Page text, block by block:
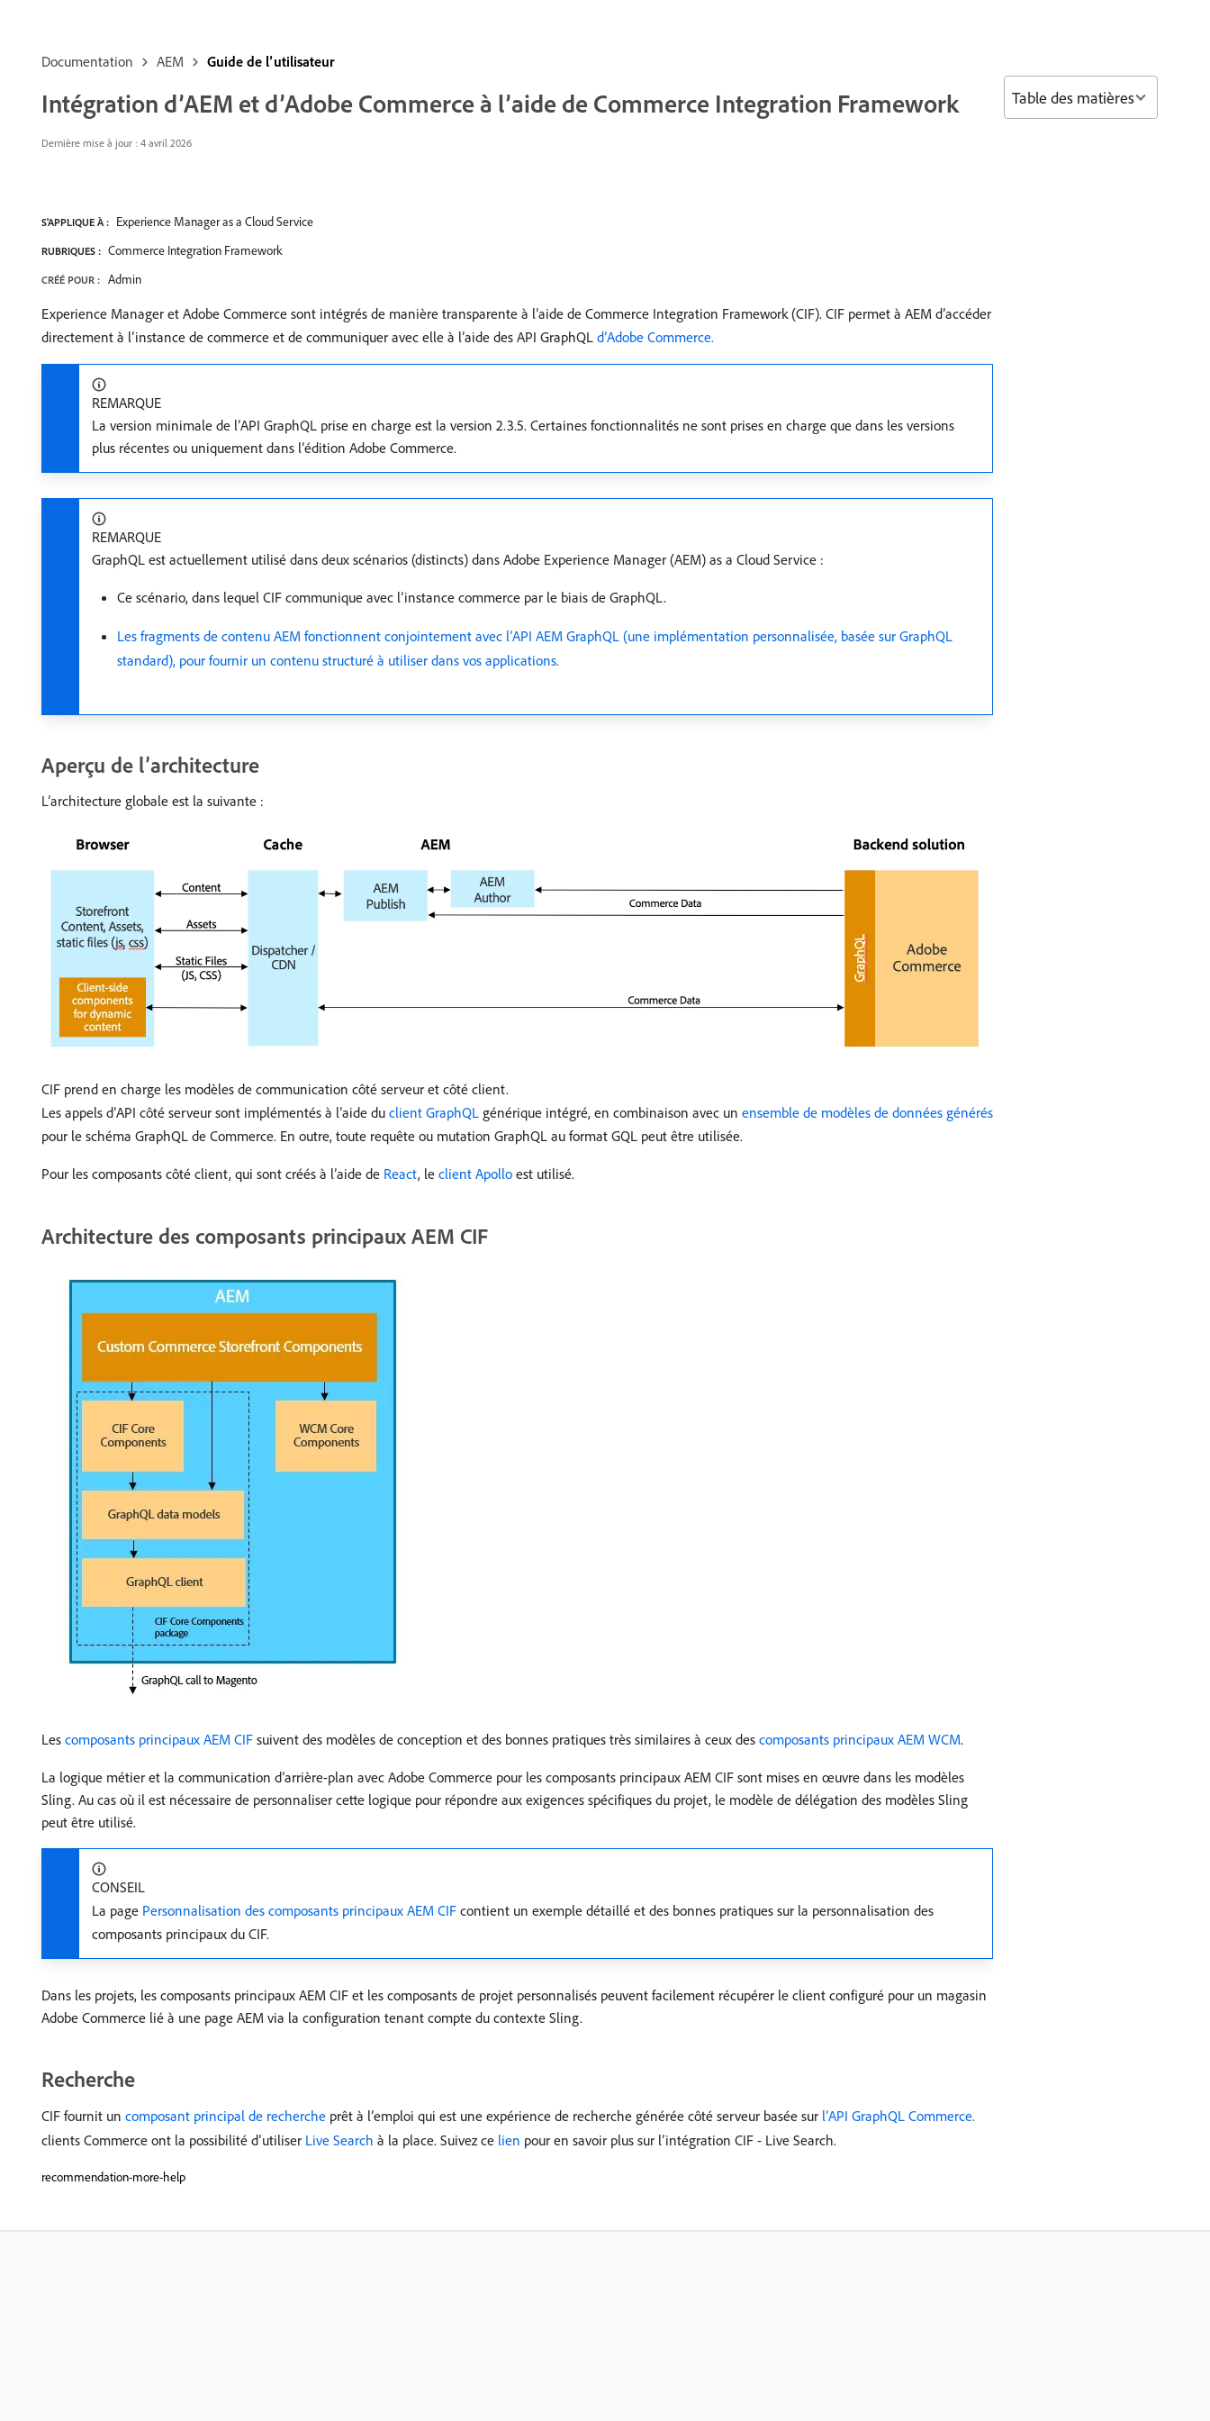
Documentation AEM Guide de l’utilisateur
Intégration d’AEM et d’Adobe Commerce à l’aide de Commerce Integration Framework
Dernière mise à jour : 4 avril 2026
S'APPLIQUE À : Experience Manager as a Cloud Service
RUBRIQUES : Commerce Integration Framework
CRÉÉ POUR : Admin
Experience Manager et Adobe Commerce sont intégrés de manière transparente à l’aide de Commerce Integration Framework (CIF). CIF permet à AEM d’accéder
directement à l’instance de commerce et de communiquer avec elle à l’aide des API GraphQL d’Adobe Commerce.
REMARQUE
La version minimale de l’API GraphQL prise en charge est la version 2.3.5. Certaines fonctionnalités ne sont prises en charge que dans les versions
plus récentes ou uniquement dans l’édition Adobe Commerce.
REMARQUE
GraphQL est actuellement utilisé dans deux scénarios (distincts) dans Adobe Experience Manager (AEM) as a Cloud Service :
Ce scénario, dans lequel CIF communique avec l’instance commerce par le biais de GraphQL.
Les fragments de contenu AEM fonctionnent conjointement avec l’API AEM GraphQL (une implémentation personnalisée, basée sur GraphQL
standard), pour fournir un contenu structuré à utiliser dans vos applications.
Aperçu de l’architecture
L’architecture globale est la suivante :
CIF prend en charge les modèles de communication côté serveur et côté client.
Les appels d’API côté serveur sont implémentés à l’aide du client GraphQL générique intégré, en combinaison avec un ensemble de modèles de données générés
pour le schéma GraphQL de Commerce. En outre, toute requête ou mutation GraphQL au format GQL peut être utilisée.
Pour les composants côté client, qui sont créés à l’aide de React, le client Apollo est utilisé.
Architecture des composants principaux AEM CIF
Les composants principaux AEM CIF suivent des modèles de conception et des bonnes pratiques très similaires à ceux des composants principaux AEM WCM.
La logique métier et la communication d’arrière-plan avec Adobe Commerce pour les composants principaux AEM CIF sont mises en œuvre dans les modèles
Sling. Au cas où il est nécessaire de personnaliser cette logique pour répondre aux exigences spécifiques du projet, le modèle de délégation des modèles Sling
peut être utilisé.
CONSEIL
La page Personnalisation des composants principaux AEM CIF contient un exemple détaillé et des bonnes pratiques sur la personnalisation des
composants principaux du CIF.
Dans les projets, les composants principaux AEM CIF et les composants de projet personnalisés peuvent facilement récupérer le client configuré pour un magasin
Adobe Commerce lié à une page AEM via la configuration tenant compte du contexte Sling.
Recherche
CIF fournit un composant principal de recherche prêt à l’emploi qui est une expérience de recherche générée côté serveur basée sur l’API GraphQL Commerce.
clients Commerce ont la possibilité d’utiliser Live Search à la place. Suivez ce lien pour en savoir plus sur l’intégration CIF - Live Search.
recommendation-more-help
Table des matières